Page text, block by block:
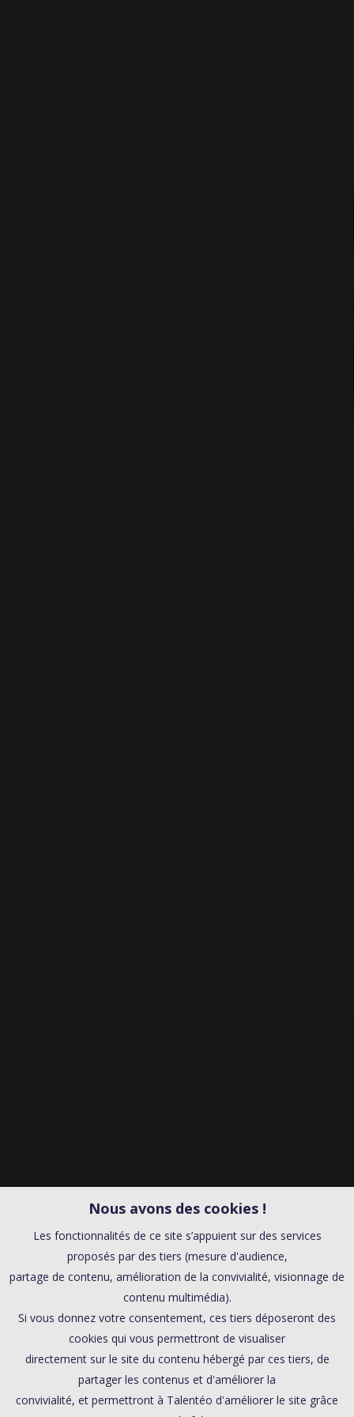
Nous avons des cookies !
Les fonctionnalités de ce site s’appuient sur des services
proposés par des tiers (mesure d'audience,
partage de contenu, amélioration de la convivialité, visionnage de
contenu multimédia).
Si vous donnez votre consentement, ces tiers déposeront des
cookies qui vous permettront de visualiser
directement sur le site du contenu hébergé par ces tiers, de
partager les contenus et d'améliorer la
convivialité, et permettront à Talentéo d'améliorer le site grâce